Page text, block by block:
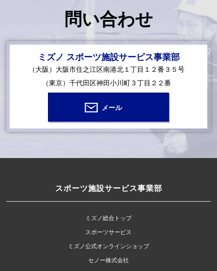
問い合わせ
ミズノ スポーツ施設サービス事業部
（大阪）大阪市住之江区南港北１丁目１２番３５号
（東京）千代田区神田小川町３丁目２２番
メール
スポーツ施設サービス事業部
ミズノ総合トップ
スポーツサービス
ミズノ公式オンラインショップ
セノー株式会社